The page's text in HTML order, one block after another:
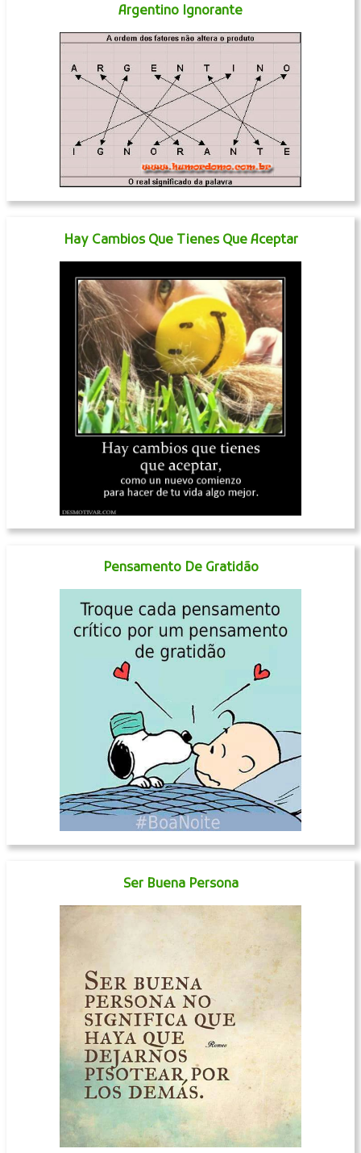
Argentino Ignorante
Hay Cambios Que Tienes Que Aceptar
Pensamento De Gratidão
Ser Buena Persona